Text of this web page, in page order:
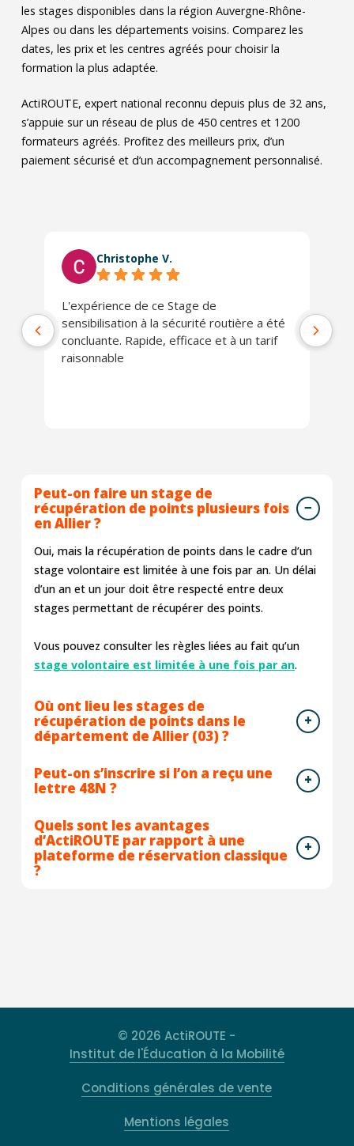
les stages disponibles dans la région Auvergne-Rhône-
Alpes ou dans les départements voisins. Comparez les
dates, les prix et les centres agréés pour choisir la
formation la plus adaptée.
ActiROUTE, expert national reconnu depuis plus de 32 ans,
s’appuie sur un réseau de plus de 450 centres et 1200
formateurs agréés. Profitez des meilleurs prix, d’un
paiement sécurisé et d’un accompagnement personnalisé.
Christophe V.
L'expérience de ce Stage de
sensibilisation à la sécurité routière a été
concluante. Rapide, efficace et à un tarif
raisonnable
Peut-on faire un stage de
récupération de points plusieurs fois
en Allier ?
Oui, mais la récupération de points dans le cadre d’un
stage volontaire est limitée à une fois par an. Un délai
d’un an et un jour doit être respecté entre deux
stages permettant de récupérer des points.
Vous pouvez consulter les règles liées au fait qu’un
stage volontaire est limitée à une fois par an.
Où ont lieu les stages de
récupération de points dans le
département de Allier (03) ?
Peut-on s’inscrire si l’on a reçu une
lettre 48N ?
Quels sont les avantages
d’ActiROUTE par rapport à une
plateforme de réservation classique
?
© 2026 ActiROUTE -
Institut de l'Éducation à la Mobilité
Conditions générales de vente
Mentions légales